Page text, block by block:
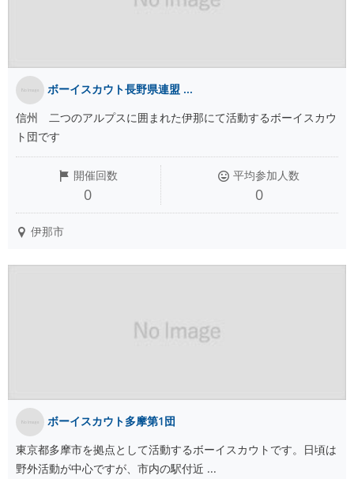
ボーイスカウト長野県連盟 ...
信州 二つのアルプスに囲まれた伊那にて活動するボーイスカウ
ト団です
開催回数
0
平均参加人数
0
伊那市
ボーイスカウト多摩第1団
東京都多摩市を拠点として活動するボーイスカウトです。日頃は
野外活動が中心ですが、市内の駅付近 ...